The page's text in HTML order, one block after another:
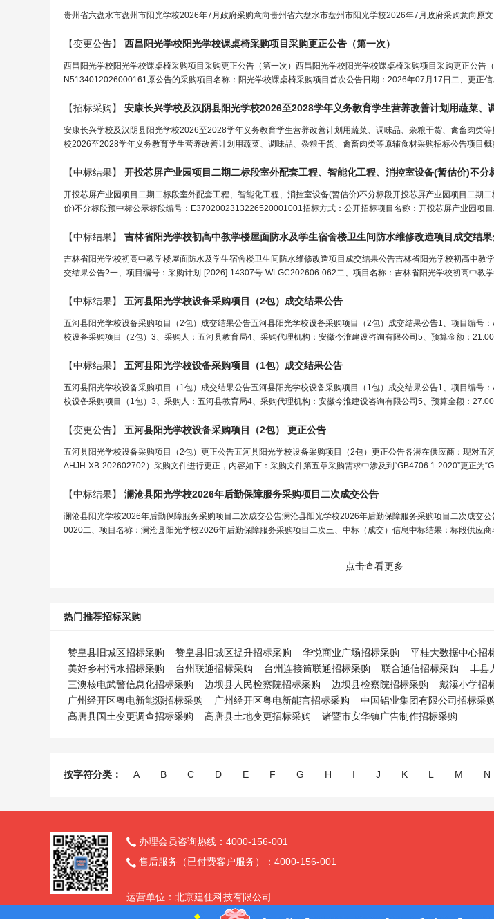
贵州省六盘水市盘州市阳光学校2026年7月政府采购意向贵州省六盘水市盘州市阳光学校2026年7月政府采购意向原
【变更公告】 西昌阳光学校阳光学校课桌椅采购项目采购更正公告（第一次）
西昌阳光学校阳光学校课桌椅采购项目采购更正公告（第一次）西昌阳光学校阳光学校课桌椅采购项目采购更正公告
N5134012026000161原公告的采购项目名称：阳光学校课桌椅采购项目首次公告日期：2026年07月17日二、更正
【招标采购】 安康长兴学校及汉阴县阳光学校2026至2028学年义务教育学生营养改善计划用蔬菜、调味品、杂粮干货、禽畜肉
安康长兴学校及汉阴县阳光学校2026至2028学年义务教育学生营养改善计划用蔬菜、调味品、杂粮干货、禽畜肉类
校2026至2028学年义务教育学生营养改善计划用蔬菜、调味品、杂粮干货、禽畜肉类等原辅食材采购招标公告项目
【中标结果】 开投芯屏产业园项目二期二标段室外配套工程、智能化工程、消控室设备(暂估价)不分
开投芯屏产业园项目二期二标段室外配套工程、智能化工程、消控室设备(暂估价)不分标段开投芯屏产业园项目二期
价)不分标段预中标公示标段编号：E3702002313226520001001招标方式：公开招标项目名称：开投芯屏产业园项
【中标结果】 吉林省阳光学校初高中教学楼屋面防水及学生宿舍楼卫生间防水维修改造项目成交结果
吉林省阳光学校初高中教学楼屋面防水及学生宿舍楼卫生间防水维修改造项目成交结果公告吉林省阳光学校初高中教
交结果公告?一、项目编号：采购计划-[2026]-14307号-WLGC202606-062二、项目名称：吉林省阳光学校初高中教
【中标结果】 五河县阳光学校设备采购项目（2包）成交结果公告
五河县阳光学校设备采购项目（2包）成交结果公告五河县阳光学校设备采购项目（2包）成交结果公告1、项目编号
校设备采购项目（2包）3、采购人：五河县教育局4、采购代理机构：安徽今淮建设咨询有限公司5、预算金额：
【中标结果】 五河县阳光学校设备采购项目（1包）成交结果公告
五河县阳光学校设备采购项目（1包）成交结果公告五河县阳光学校设备采购项目（1包）成交结果公告1、项目编号
校设备采购项目（1包）3、采购人：五河县教育局4、采购代理机构：安徽今淮建设咨询有限公司5、预算金额：
【变更公告】 五河县阳光学校设备采购项目（2包） 更正公告
五河县阳光学校设备采购项目（2包）更正公告五河县阳光学校设备采购项目（2包）更正公告各潜在供应商：现对五
AHJH-XB-202602702）采购文件进行更正，内容如下：采购文件第五章采购需求中涉及到“GB4706.1-2020”更正为
【中标结果】 澜沧县阳光学校2026年后勤保障服务采购项目二次成交公告
澜沧县阳光学校2026年后勤保障服务采购项目二次成交公告澜沧县阳光学校2026年后勤保障服务采购项目二次成交
0020二、项目名称：澜沧县阳光学校2026年后勤保障服务采购项目二次三、中标（成交）信息中标结果：标段供应
点击查看更多
热门推荐招标采购
赞皇县旧城区招标采购 赞皇县旧城区提升招标采购 华悦商业广场招标采购 平桂大数据中心招
美好乡村污水招标采购
台州联通招标采购 台州连接筒联通招标采购 联合通信招标采购 丰县
三澳核电武警信息化招标采购
边坝县人民检察院招标采购 边坝县检察院招标采购 戴溪小学招
广州经开区粤电新能源招标采购
广州经开区粤电新能言招标采购 中国铝业集团有限公司招标采
高唐县国土变更调查招标采购
高唐县土地变更招标采购 诸暨市安华镇广告制作招标采购
按字符分类： A B C D E F G H I J K L M N
 办理会员咨询热线：4000-156-001
 售后服务（已付费客户服务）：4000-156-001
运营单位：北京建住科技有限公司
备案号：京ICP备14002819号 京公网安备11011102001128 版权所有：北京建住